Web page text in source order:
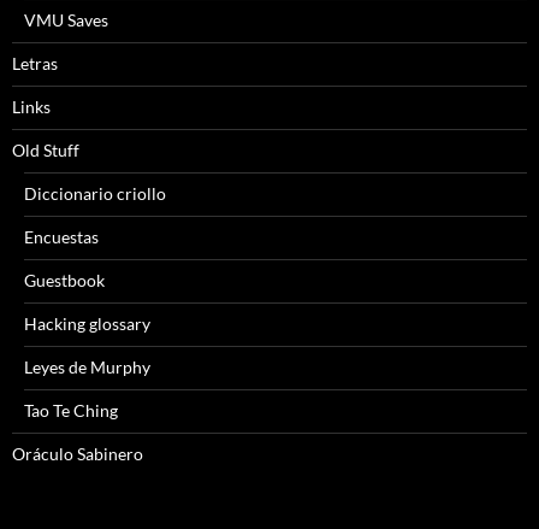
VMU Saves
Letras
Links
Old Stuff
Diccionario criollo
Encuestas
Guestbook
Hacking glossary
Leyes de Murphy
Tao Te Ching
Oráculo Sabinero